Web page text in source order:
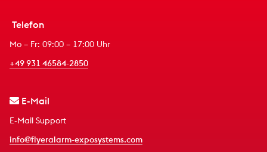
Telefon
Mo – Fr: 09:00 – 17:00 Uhr
+49 931 46584-2850
E-Mail
E-Mail Support
info@flyeralarm-exposystems.com